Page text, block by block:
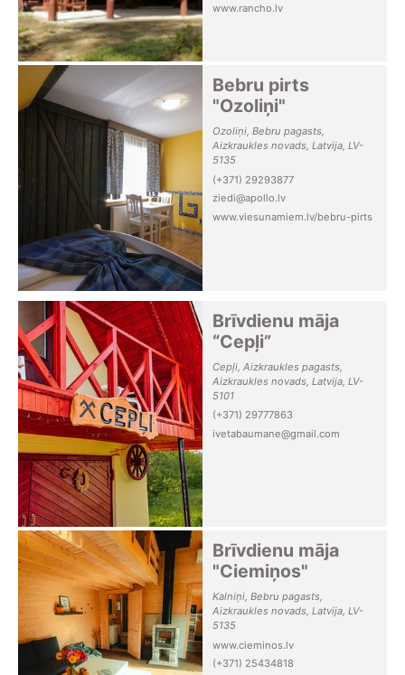
www.rancho.lv
Bebru pirts
"Ozoliņi"
Ozoliņi, Bebru pagasts,
Aizkraukles novads, Latvija, LV-
5135
(+371) 29293877
ziedi@apollo.lv
www.viesunamiem.lv/bebru-pirts
Brīvdienu māja
“Cepļi”
Cepļi, Aizkraukles pagasts,
Aizkraukles novads, Latvija, LV-
5101
(+371) 29777863
ivetabaumane@gmail.com
Brīvdienu māja
"Ciemiņos"
Kalniņi, Bebru pagasts,
Aizkraukles novads, Latvija, LV-
5135
www.cieminos.lv
(+371) 25434818